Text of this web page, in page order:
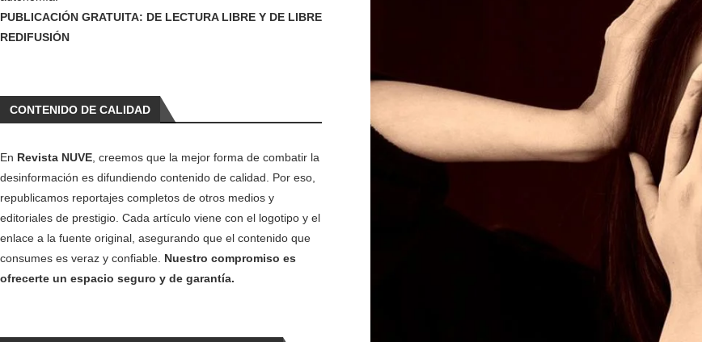
PUBLICACIÓN GRATUITA: DE LECTURA LIBRE Y DE LIBRE
REDIFUSIÓN
CONTENIDO DE CALIDAD
En Revista NUVE , creemos que la mejor forma de combatir la
desinformación es difundiendo contenido de calidad. Por eso,
republicamos reportajes completos de otros medios y
editoriales de prestigio. Cada artículo viene con el logotipo y el
enlace a la fuente original, asegurando que el contenido que
consumes es veraz y confiable. Nuestro compromiso es
ofrecerte un espacio seguro y de garantía.